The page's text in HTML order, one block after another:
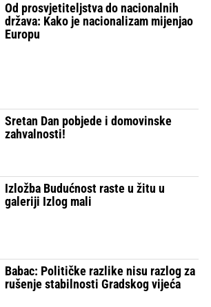
Od prosvjetiteljstva do nacionalnih
država: Kako je nacionalizam mijenjao
Europu
Sretan Dan pobjede i domovinske
zahvalnosti!
Izložba Budućnost raste u žitu u
galeriji Izlog mali
Babac: Političke razlike nisu razlog za
rušenje stabilnosti Gradskog vijeća